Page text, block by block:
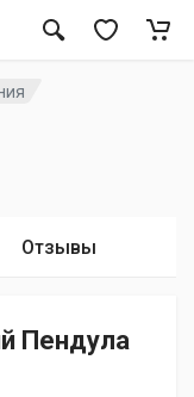
Отзывы
Пендула